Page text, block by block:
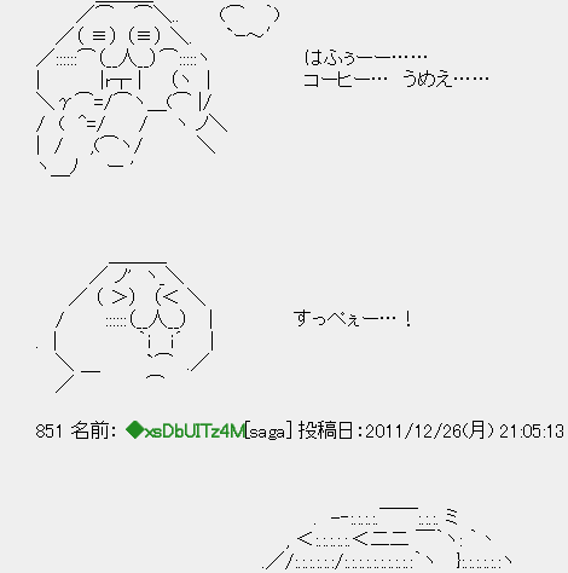
／⌒ ⌒＼.. (⌒ ｀)
／（ ≡） （≡） ＼. `ｰ～′
／::::::⌒（__人__）⌒:::::ヽ はふぅーー……
| |r┬ | （ヽ | コーヒー… うめえ……
＼γ⌒=/⌒ヽ＿(⌒ |/
/ ( ^=/ / ヽ ノ＼
| / ,(⌒ヽ/ ＼
ヽ＿ﾉ ー '
／ ノ' ヽ_＼
／ （ ＞） （＜ ＼
/ ::::::（__人__） | すっぺぇー…！
. | ｀i i´ |
＼ ＿ `⌒ .／
／ ⌒
851 名前： ◆xsDbUITz4M [saga] 投稿日：2011/12/26(月) 21:05:13
. -‐:.:.:.:.￣￣:.:.:. ミ
, ＜:.:.:.:.:.＜二二 ￣｀ヽ: ｀丶
.／/:.:.:.:.:.:/:.:.:.:.:.:.:.:.:.:｀ヽ }:.:.:.:.:.:ヽ